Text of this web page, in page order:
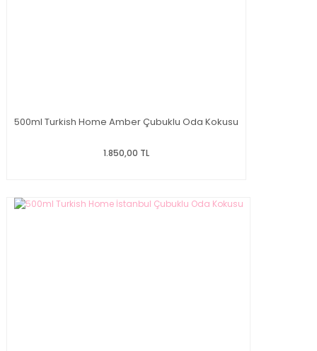
500ml Turkish Home Amber Çubuklu Oda Kokusu
1.850,00 TL